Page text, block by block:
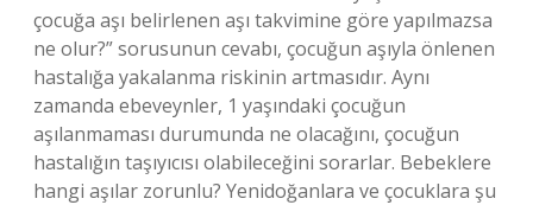
çocuğa aşı belirlenen aşı takvimine göre yapılmazsa
ne olur?” sorusunun cevabı, çocuğun aşıyla önlenen
hastalığa yakalanma riskinin artmasıdır. Aynı
zamanda ebeveynler, 1 yaşındaki çocuğun
aşılanmaması durumunda ne olacağını, çocuğun
hastalığın taşıyıcısı olabileceğini sorarlar. Bebeklere
hangi aşılar zorunlu? Yenidoğanlara ve çocuklara şu